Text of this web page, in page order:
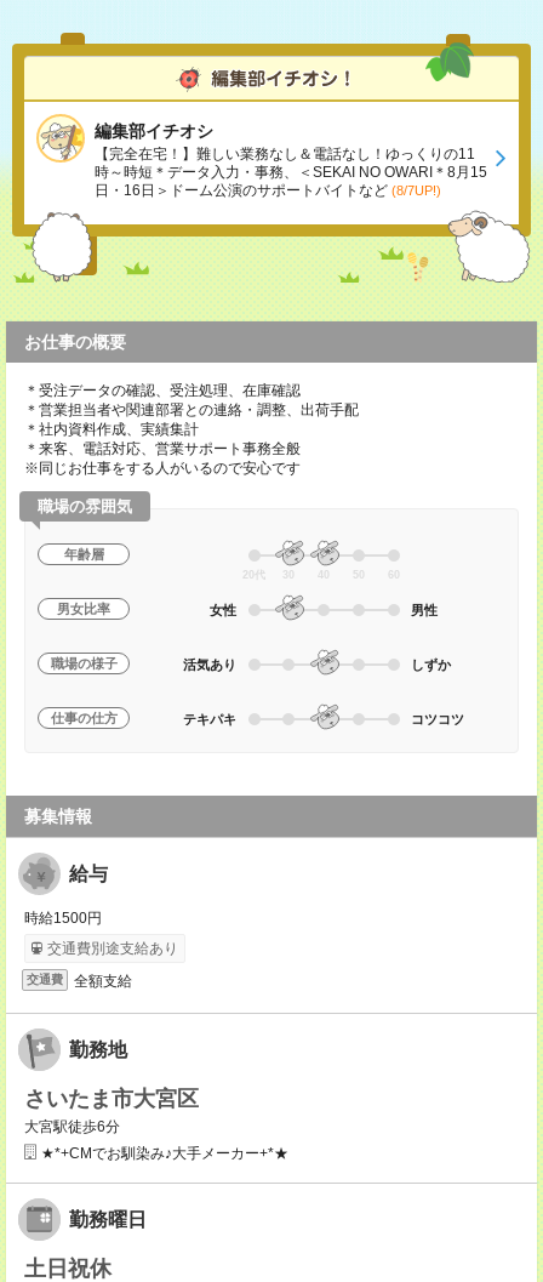
編集部イチオシ
【完全在宅！】難しい業務なし＆電話なし！ゆっくりの11
時～時短＊データ入力・事務、＜SEKAI NO OWARI＊8月15
日・16日＞ドーム公演のサポートバイトなど (8/7UP!)
お仕事の概要
＊受注データの確認、受注処理、在庫確認
＊営業担当者や関連部署との連絡・調整、出荷手配
＊社内資料作成、実績集計
＊来客、電話対応、営業サポート事務全般
※同じお仕事をする人がいるので安心です
職場の雰囲気
年齢層
20代 30 40 50 60
男女比率 女性 男性
職場の様子 活気あり しずか
仕事の仕方 テキパキ コツコツ
募集情報
給与
時給1500円
交通費別途支給あり
交通費 全額支給
勤務地
さいたま市大宮区
大宮駅徒歩6分
★*+CMでお馴染み♪大手メーカー+*★
勤務曜日
土日祝休